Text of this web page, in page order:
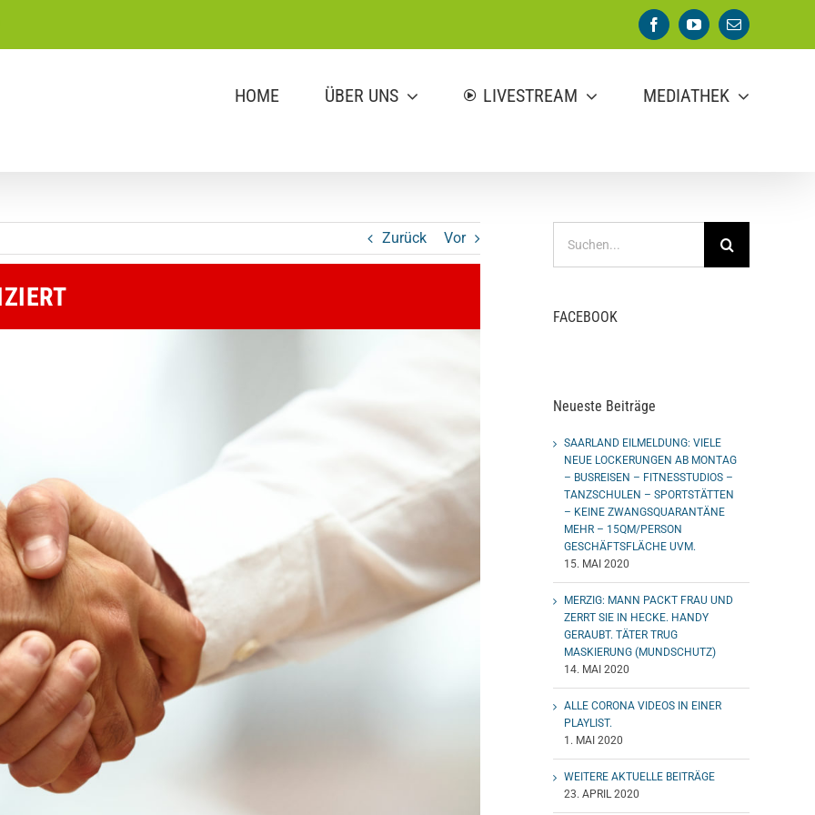
FacebookYouTube
E-
Mail
HOME ÜBER UNS LIVESTREAM MEDIATHEK
Zurück Vor
nach:
FACEBOOK
Neueste Beiträge
SAARLAND EILMELDUNG: VIELE
NEUE LOCKERUNGEN AB MONTAG
– BUSREISEN – FITNESSTUDIOS –
TANZSCHULEN – SPORTSTÄTTEN
– KEINE ZWANGSQUARANTÄNE
MEHR – 15QM/PERSON
GESCHÄFTSFLÄCHE UVM.
15. MAI 2020
MERZIG: MANN PACKT FRAU UND
ZERRT SIE IN HECKE. HANDY
GERAUBT. TÄTER TRUG
MASKIERUNG (MUNDSCHUTZ)
14. MAI 2020
ALLE CORONA VIDEOS IN EINER
PLAYLIST.
1. MAI 2020
WEITERE AKTUELLE BEITRÄGE
23. APRIL 2020